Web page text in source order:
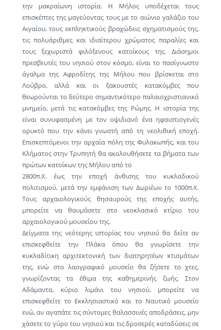
την μακραίωνη ιστορία. Η Μήλος υποδέχεται τους
επισκέπτες της μαγεύοντας τους με το αιώνιο γαλάζιο του
Αιγαίου, τους εκπληκτικούς βραχώδεις σχηματισμούς της,
τις πολυάριθμες και ιδιαίτερου χρώματος παραλίες και
τους ξεχωριστά φιλόξενους κατοίκους της. Διάσημοι
πρεσβευτές του νησιού στον κόσμο, είναι το πασίγνωστο
άγαλμα της Αφροδίτης της Μήλου που βρίσκεται στο
Λούβρο, αλλά και οι ξακουστές κατακόμβες που
θεωρούνται το δεύτερο σημαντικότερο παλαιοχριστιανικό
μνημείο, μετά τις κατακόμβες της Ρώμης. Η ιστορία της
είναι συνυφασμένη με τον οψιδιανό ένα ηφαιστιογενές
ορυκτό που την κάνει γνωστή από τη νεολιθική εποχή.
Επισκεπτόμενοι την αρχαία πόλη της Φυλακωπής, και του
Κλήματος στην Τρυπητή θα ακολουθήσετε τα βήματα των
πρώτων κατοίκων της Μήλου από το
2800π.Χ. έως την εποχή άνθισης του κυκλαδικού
πολιτισμού, μετά την εμφάνιση των Δωριέων το 1000π.Χ.
Τους αρχαιολογικούς θησαυρούς της εποχής αυτής,
μπορείτε να θαυμάσετε στο νεοκλασικό κτίριο του
αρχαιολογικού μουσείου της.
Δείγματα της νεότερης ιστορίας του νησιού θα δείτε αν
επισκεφθείτε την Πλάκα όπου θα γνωρίσετε την
κυκλαδίτικη αρχιτεκτονική των διατηρητέων κτισμάτων
της, ενώ στο λαογραφικό μουσείο θα ζήσετε το χτες,
γνωρίζοντας τα έθιμα της καθημερινής ζωής. Στον
Αδάμαντα, κύριο λιμάνι του νησιού, μπορείτε να
επισκεφθείτε το Εκκλησιαστικό και το Ναυτικό μουσείο
ενώ, αν αγαπάτε τις σύντομες θαλασσινές αποδράσεις, μην
χάσετε το γύρο του νησιού και τις δροσερές καταδύσεις σε